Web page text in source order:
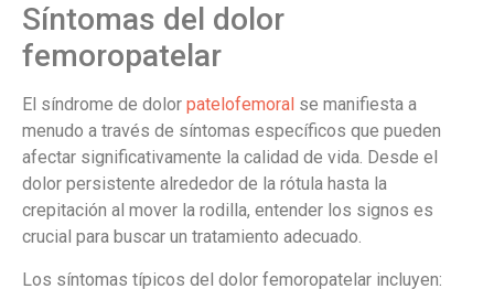
Síntomas del dolor
femoropatelar
El síndrome de dolor patelofemoral se manifiesta a
menudo a través de síntomas específicos que pueden
afectar significativamente la calidad de vida. Desde el
dolor persistente alrededor de la rótula hasta la
crepitación al mover la rodilla, entender los signos es
crucial para buscar un tratamiento adecuado.
Los síntomas típicos del dolor femoropatelar incluyen: